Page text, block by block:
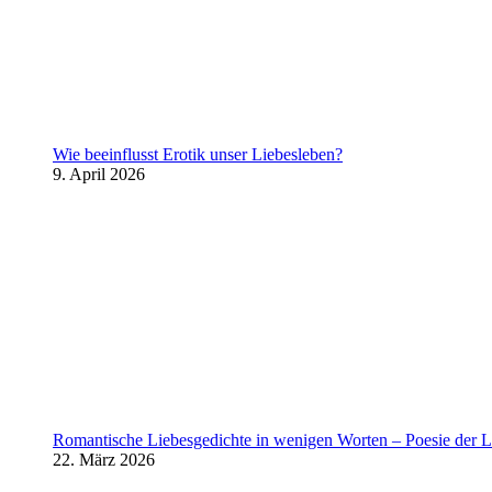
Wie beeinflusst Erotik unser Liebesleben?
9. April 2026
Romantische Liebesgedichte in wenigen Worten – Poesie der
22. März 2026